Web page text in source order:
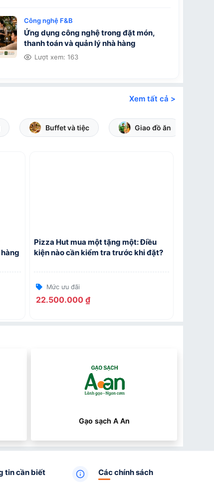
Công nghệ F&B
Ứng dụng công nghệ trong đặt món,
thanh toán và quản lý nhà hàng
Lượt xem: 163
Xem tất cả >
Buffet và tiệc Giao đồ ăn
Pizza Hut mua một tặng một: Điều
kiện nào cần kiểm tra trước khi đặt?
Mức ưu đãi
22.500.000 ₫
Gạo sạch A An
tin cần biết Các chính sách